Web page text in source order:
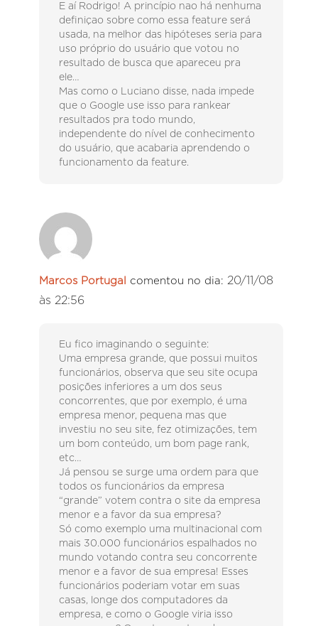
E aí Rodrigo! A princípio nao há nenhuma
definiçao sobre como essa feature será
usada, na melhor das hipóteses seria para
uso próprio do usuário que votou no
resultado de busca que apareceu pra
ele…
Mas como o Luciano disse, nada impede
que o Google use isso para rankear
resultados pra todo mundo,
independente do nível de conhecimento
do usuário, que acabaria aprendendo o
funcionamento da feature.
Marcos Portugal comentou no dia: 20/11/08
às 22:56
Eu fico imaginando o seguinte:
Uma empresa grande, que possui muitos
funcionários, observa que seu site ocupa
posições inferiores a um dos seus
concorrentes, que por exemplo, é uma
empresa menor, pequena mas que
investiu no seu site, fez otimizações, tem
um bom conteúdo, um bom page rank,
etc…
Já pensou se surge uma ordem para que
todos os funcionários da empresa
“grande” votem contra o site da empresa
menor e a favor da sua empresa?
Só como exemplo uma multinacional com
mais 30.000 funcionários espalhados no
mundo votando contra seu concorrente
menor e a favor de sua empresa! Esses
funcionários poderiam votar em suas
casas, longe dos computadores da
empresa, e como o Google viria isso